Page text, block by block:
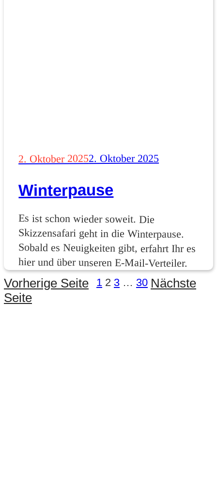
Veröffentlicht
2. Oktober 20252. Oktober 2025
Winterpause
Es ist schon wieder soweit. Die
Skizzensafari geht in die Winterpause.
Sobald es Neuigkeiten gibt, erfahrt Ihr es
hier und über unseren E‑Mail-Verteiler.
Seitennummerierung
der
Vorherige Seite Seite
1 Seite
2 Seite
3 … Seite
30 Nächste
Seite